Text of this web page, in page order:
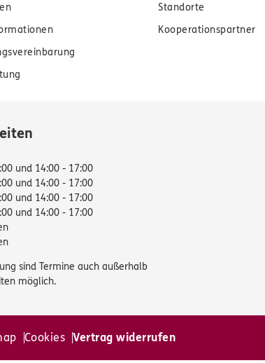
Standorte
Kooperationspartner
und 14:00 - 17:00
und 14:00 - 17:00
und 14:00 - 17:00
und 14:00 - 17:00
sind Termine auch außerhalb
möglich.
Cookies Vertrag widerrufen